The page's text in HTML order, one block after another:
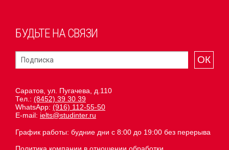
БУДЬТЕ НА СВЯЗИ
ОК
Саратов, ул. Пугачева, д.110
Тел.: (8452) 39 30 39
WhatsApp: (916) 112-55-50
E-mail: ielts@studinter.ru
График работы: будние дни с 8:00 до 19:00 без перерыва